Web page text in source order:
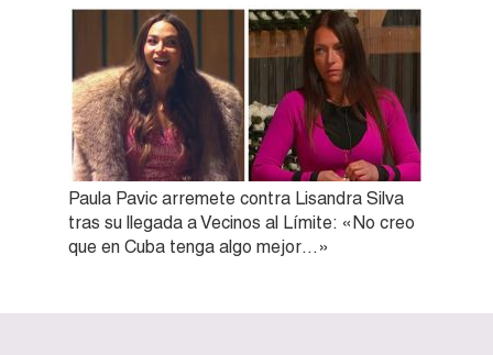
Paula Pavic arremete contra Lisandra Silva
tras su llegada a Vecinos al Límite: «No creo
que en Cuba tenga algo mejor…»